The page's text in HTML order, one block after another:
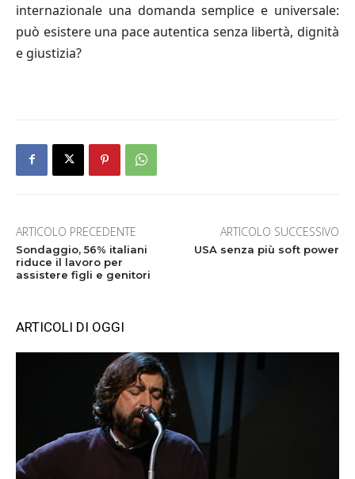
internazionale una domanda semplice e universale:
può esistere una pace autentica senza libertà, dignità
e giustizia?
ARTICOLO PRECEDENTE
Sondaggio, 56% italiani
riduce il lavoro per
assistere figli e genitori
ARTICOLO SUCCESSIVO
USA senza più soft power
ARTICOLI DI OGGI